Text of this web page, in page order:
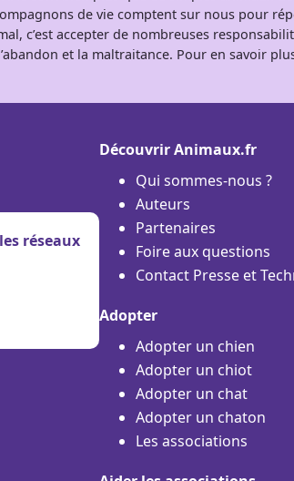
de vie comptent sur nous pour
c’est accepter de nombreuses
et la maltraitance. Pour en savoir
réseaux
Découvrir Animaux.fr
Qui sommes-nous ?
Auteurs
Partenaires
Foire aux questions
Contact Presse et
Adopter
Adopter un chien
Adopter un chiot
Adopter un chat
Adopter un chaton
Les associations